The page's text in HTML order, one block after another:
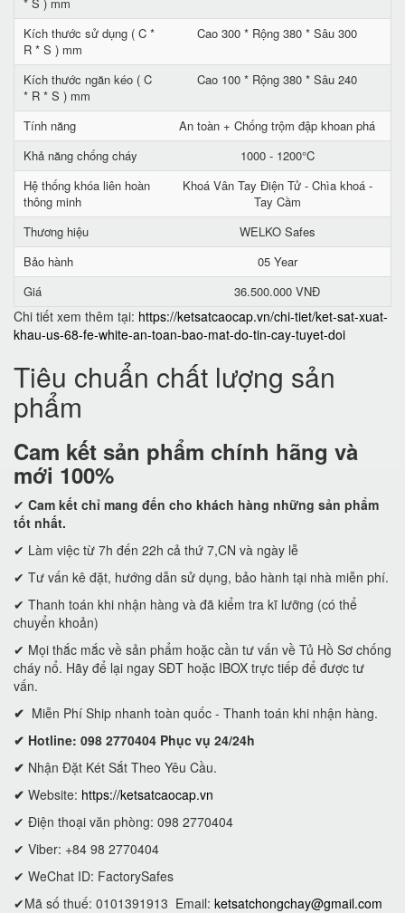
Kích thước sử dụng ( C *
R * S ) mm
Cao 300 * Rộng 380 * Sâu 300
Kích thước ngăn kéo ( C
* R * S ) mm
Cao 100 * Rộng 380 * Sâu 240
Tính năng
An toàn + Chống trộm đập khoan phá
Khả năng chống cháy
1000 - 1200°C
Hệ thống khóa liên hoàn
thông minh
Khoá Vân Tay Điện Tử - Chìa khoá -
Tay Cầm
Thương hiệu
WELKO Safes
Bảo hành
05 Year
Giá
36.500.000 VNĐ
Chi tiết xem thêm tại: https://ketsatcaocap.vn/chi-tiet/ket-sat-xuat-
khau-us-68-fe-white-an-toan-bao-mat-do-tin-cay-tuyet-doi
Tiêu chuẩn chất lượng sản
phẩm
Cam kết sản phẩm chính hãng và
mới 100%
✔ Cam kết chỉ mang đến cho khách hàng những sản phẩm
tốt nhất.
✔ Làm việc từ 7h đến 22h cả thứ 7,CN và ngày lễ
✔ Tư vấn kê đặt, hướng dẫn sử dụng, bảo hành tại nhà miễn phí.
✔ Thanh toán khi nhận hàng và đã kiểm tra kĩ lưỡng (có thể
chuyển khoản)
✔ Mọi thắc mắc về sản phẩm hoặc cần tư vấn về Tủ Hồ Sơ chống
cháy nổ. Hãy để lại ngay SĐT hoặc IBOX trực tiếp để được tư
vấn.
✔ Miễn Phí Ship nhanh toàn quốc - Thanh toán khi nhận hàng.
✔ Hotline: 098 2770404 Phục vụ 24/24h
✔ Nhận Đặt Két Sắt Theo Yêu Cầu.
✔ Website: https://ketsatcaocap.vn
✔ Điện thoại văn phòng: 098 2770404
✔ Viber: +84 98 2770404
✔ WeChat ID: FactorySafes
✔Mã số thuế: 0101391913 Email: ketsatchongchay@gmail.com